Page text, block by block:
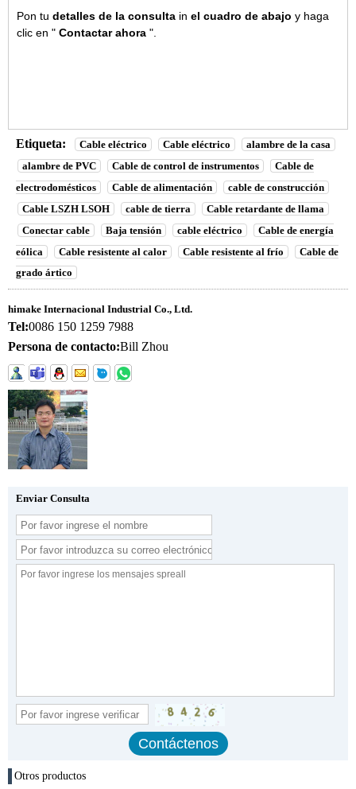
Pon tu detalles de la consulta in el cuadro de abajo y haga
clic en " Contactar ahora ".
Etiqueta: Cable eléctrico Cable eléctrico
alambre de la casa
alambre de PVC
Cable de control de instrumentos
Cable de
electrodomésticos
Cable de alimentación
cable de construcción
Cable LSZH LSOH
cable de tierra
Cable retardante de llama
Conectar cable
Baja tensión cable eléctrico
Cable de energía
eólica
Cable resistente al calor Cable resistente al frío
Cable de
grado ártico
himake Internacional Industrial Co., Ltd.
Tel:0086 150 1259 7988
Persona de contacto:Bill Zhou
Enviar Consulta
Otros productos